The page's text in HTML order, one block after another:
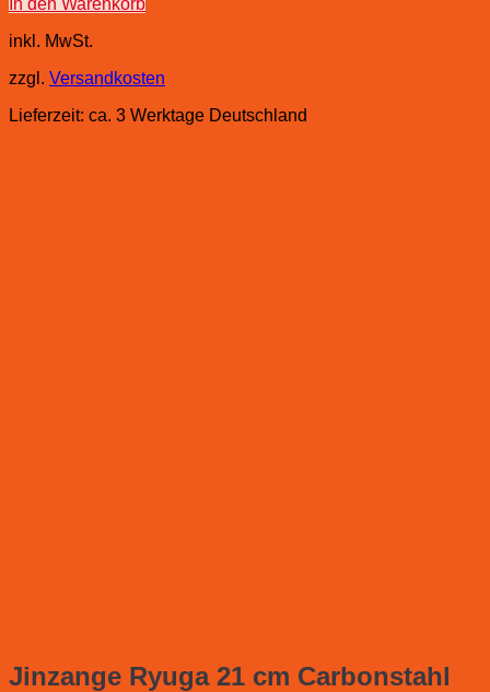
In den Warenkorb
inkl. MwSt.
zzgl. Versandkosten
Lieferzeit: ca. 3 Werktage Deutschland
Jinzange Ryuga 21 cm Carbonstahl